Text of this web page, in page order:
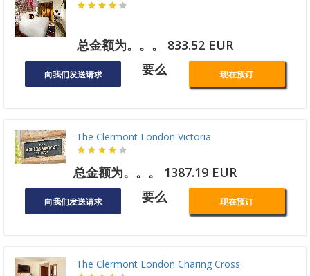
总金额为。。。 833.52 EUR
向我们发送请求 要么 现在预订
The Clermont London Victoria
总金额为。。。 1387.19 EUR
向我们发送请求 要么 现在预订
The Clermont London Charing Cross